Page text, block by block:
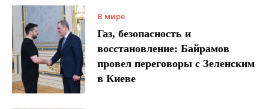
В мире
Газ, безопасность и
восстановление: Байрамов
провел переговоры с Зеленским
в Киеве